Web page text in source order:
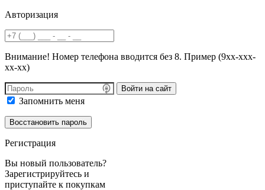
Авторизация
Внимание! Номер телефона вводится без 8. Пример (9хх-ххх-
хх-хх)
Войти на сайт
Запомнить меня
Регистрация
Вы новый пользователь?
Зарегистрируйтесь и
приступайте к покупкам